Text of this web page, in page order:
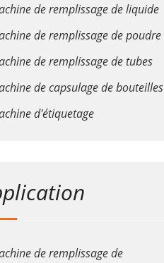
de remplissage de liquide
de remplissage de poudre
de remplissage de tubes
de capsulage de bouteilles
d'étiquetage
de remplissage de